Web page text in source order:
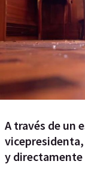
A través de un
y